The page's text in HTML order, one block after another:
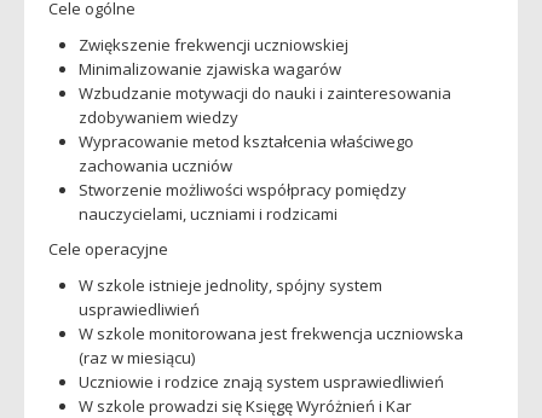
Cele ogólne
Zwiększenie frekwencji uczniowskiej
Minimalizowanie zjawiska wagarów
Wzbudzanie motywacji do nauki i zainteresowania
zdobywaniem wiedzy
Wypracowanie metod kształcenia właściwego
zachowania uczniów
Stworzenie możliwości współpracy pomiędzy
nauczycielami, uczniami i rodzicami
Cele operacyjne
W szkole istnieje jednolity, spójny system
usprawiedliwień
W szkole monitorowana jest frekwencja uczniowska
(raz w miesiącu)
Uczniowie i rodzice znają system usprawiedliwień
W szkole prowadzi się Księgę Wyróżnień i Kar